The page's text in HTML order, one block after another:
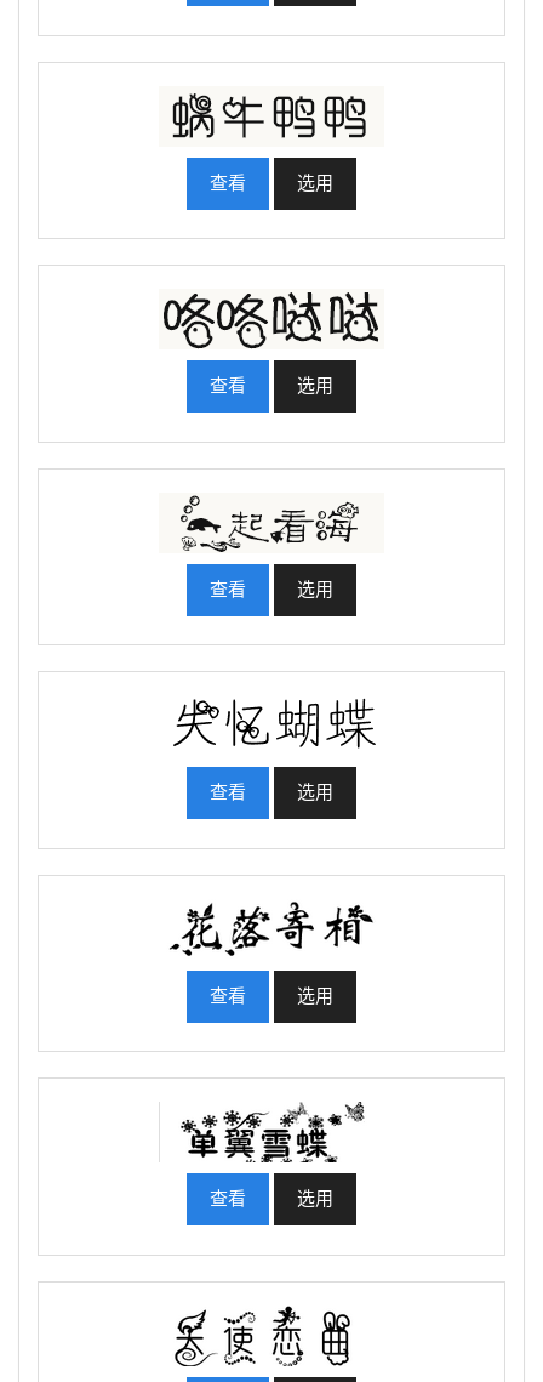
查看 选用
查看 选用
查看 选用
查看 选用
查看 选用
查看 选用